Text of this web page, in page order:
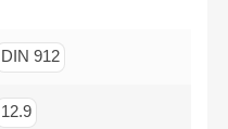
DIN 912
12.9